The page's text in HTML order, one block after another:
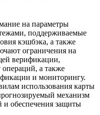
на параметры
поддерживаемые
кэшбэка, а также
ограничения на
верификации,
а также
и мониторингу.
использования карты
механизм
и обеспечения защиты